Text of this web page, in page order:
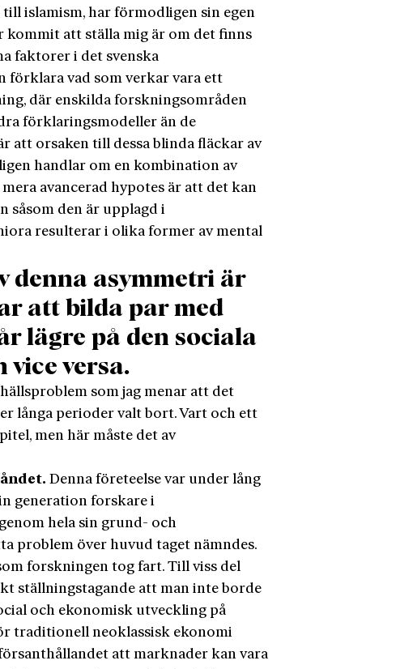
islamism, har förmodligen sin egen
kommit att ställa mig är om det finns
faktorer i det svenska
förklara vad som verkar vara ett
där enskilda forskningsområden
förklaringsmodeller än de
att orsaken till dessa blinda fläckar av
handlar om en kombination av
avancerad hypotes är att det kan
såsom den är upplagd i
resulterar i olika former av mental
denna asymmetri är
att bilda par med
lägre på den sociala
vice versa.
som jag menar att det
långa perioder valt bort. Vart och ett
men här måste det av
Denna företeelse var under lång
generation forskare i
hela sin grund- och
problem över huvud taget nämndes.
forskningen tog fart. Till viss del
ställningstagande att man inte borde
och ekonomisk utveckling på
traditionell neoklassisk ekonomi
att marknader kan vara